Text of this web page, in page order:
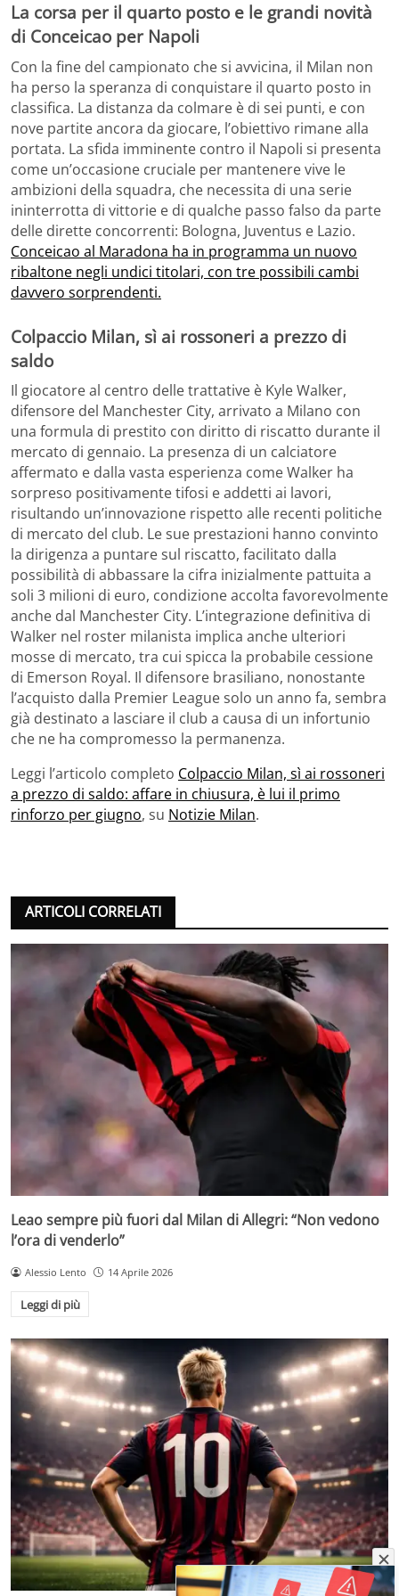
La corsa per il quarto posto e le grandi novità
di Conceicao per Napoli
Con la fine del campionato che si avvicina, il Milan non
ha perso la speranza di conquistare il quarto posto in
classifica. La distanza da colmare è di sei punti, e con
nove partite ancora da giocare, l’obiettivo rimane alla
portata. La sfida imminente contro il Napoli si presenta
come un’occasione cruciale per mantenere vive le
ambizioni della squadra, che necessita di una serie
ininterrotta di vittorie e di qualche passo falso da parte
delle dirette concorrenti: Bologna, Juventus e Lazio.
Conceicao al Maradona ha in programma un nuovo
ribaltone negli undici titolari, con tre possibili cambi
davvero sorprendenti.
Colpaccio Milan, sì ai rossoneri a prezzo di
saldo
Il giocatore al centro delle trattative è Kyle Walker,
difensore del Manchester City, arrivato a Milano con
una formula di prestito con diritto di riscatto durante il
mercato di gennaio. La presenza di un calciatore
affermato e dalla vasta esperienza come Walker ha
sorpreso positivamente tifosi e addetti ai lavori,
risultando un’innovazione rispetto alle recenti politiche
di mercato del club. Le sue prestazioni hanno convinto
la dirigenza a puntare sul riscatto, facilitato dalla
possibilità di abbassare la cifra inizialmente pattuita a
soli 3 milioni di euro, condizione accolta favorevolmente
anche dal Manchester City. L’integrazione definitiva di
Walker nel roster milanista implica anche ulteriori
mosse di mercato, tra cui spicca la probabile cessione
di Emerson Royal. Il difensore brasiliano, nonostante
l’acquisto dalla Premier League solo un anno fa, sembra
già destinato a lasciare il club a causa di un infortunio
che ne ha compromesso la permanenza.
Leggi l’articolo completo Colpaccio Milan, sì ai rossoneri
a prezzo di saldo: affare in chiusura, è lui il primo
rinforzo per giugno, su Notizie Milan.
ARTICOLI CORRELATI
Leao sempre più fuori dal Milan di Allegri: “Non vedono
l’ora di venderlo”
Alessio Lento 14 Aprile 2026
Leggi di più